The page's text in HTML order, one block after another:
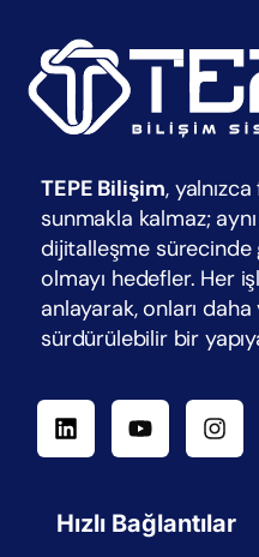
TEPE Bilişim,
sunmakla kalmaz;
dijitalleşme sürecinde
olmayı hedefler. Her
anlayarak, onları
sürdürülebilir bir
Hızlı Bağlantılar